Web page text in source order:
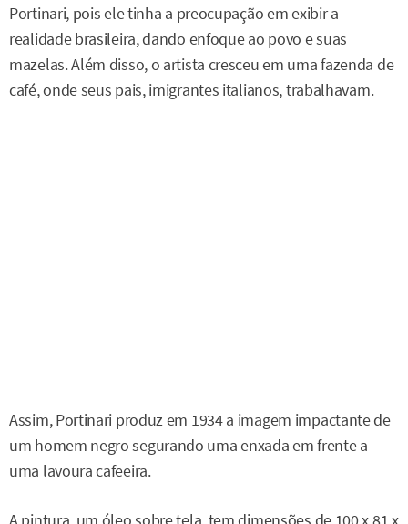
Portinari, pois ele tinha a preocupação em exibir a
realidade brasileira, dando enfoque ao povo e suas
mazelas. Além disso, o artista cresceu em uma fazenda de
café, onde seus pais, imigrantes italianos, trabalhavam.
Assim, Portinari produz em 1934 a imagem impactante de
um homem negro segurando uma enxada em frente a
uma lavoura cafeeira.